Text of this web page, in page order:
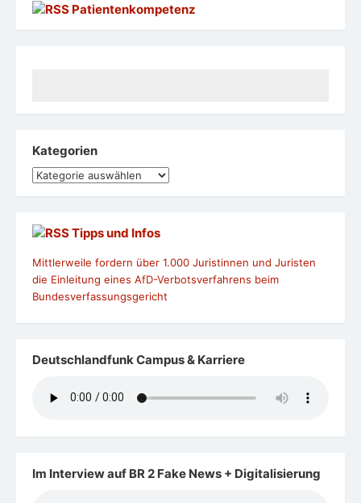
Patientenkompetenz
Kategorien
Kategorien
Tipps und Infos
Mittlerweile fordern über 1.000 Juristinnen und Juristen
die Einleitung eines AfD-Verbotsverfahrens beim
Bundesverfassungsgericht
Deutschlandfunk Campus & Karriere
Im Interview auf BR 2 Fake News + Digitalisierung